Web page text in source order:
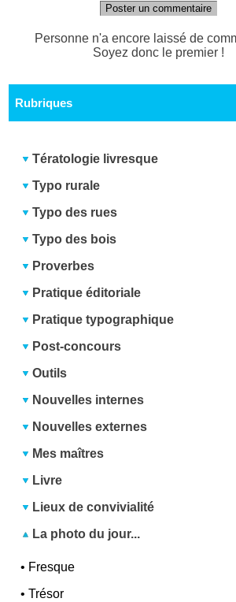
Poster un commentaire
Personne n'a encore laissé de
Soyez donc le premier !
Rubriques
Tératologie livresque
Typo rurale
Typo des rues
Typo des bois
Proverbes
Pratique éditoriale
Pratique typographique
Post-concours
Outils
Nouvelles internes
Nouvelles externes
Mes maîtres
Livre
Lieux de convivialité
La photo du jour...
• Fresque
•Trésor